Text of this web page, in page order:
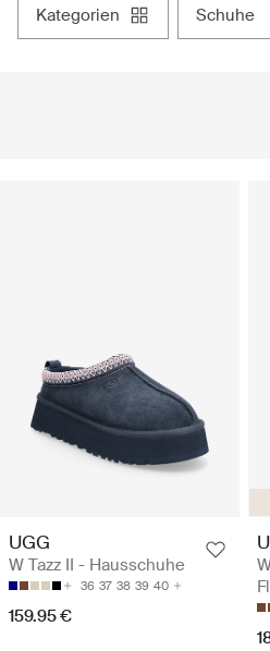
kategorien schuhe
UGG
W Tazz II - Hausschuhe
36 37 38 39 40
159.95 €